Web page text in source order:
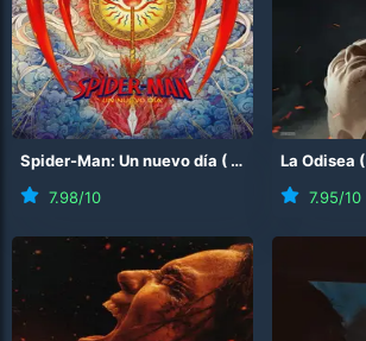
Spider-Man: Un nuevo día ( 2026
7.98/10
La Odisea (
7.95/10